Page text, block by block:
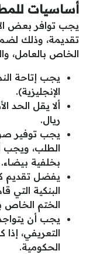
أساسيات
يجب توافر بعض
تقديمة، وذلك
الخاص بالعامل،
يجب إتاحة
الإنجليزية).
ريال.
يجب توفير
الطلب، ويجب
بخلفية بيضاء.
يفضل تقديم
الختم الخاص
يجب أن
التعريفي،
الحكومية.